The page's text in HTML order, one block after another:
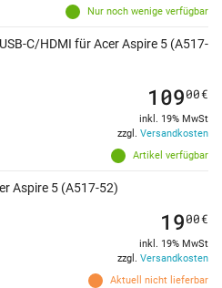
Nur noch wenige verfügbar
C/HDMI für Acer Aspire 5 (A517-
Artikel verfügbar
10900€
inkl. 19% MwSt
zzgl. Versandkosten
Aspire 5 (A517-52)
Aktuell nicht lieferbar
1900€
inkl. 19% MwSt
zzgl. Versandkosten